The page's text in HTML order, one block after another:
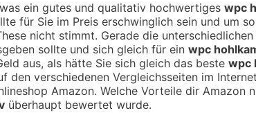
ein gutes und qualitativ hochwertiges wpc
für Sie im Preis erschwinglich sein und um
nicht stimmt. Gerade die unterschiedlichen
sollte und sich gleich für ein wpc
aus, als hätte Sie sich gleich das beste wpc
den verschiedenen Vergleichsseiten im
Amazon. Welche Vorteile dir Amazon
überhaupt bewertet wurde.